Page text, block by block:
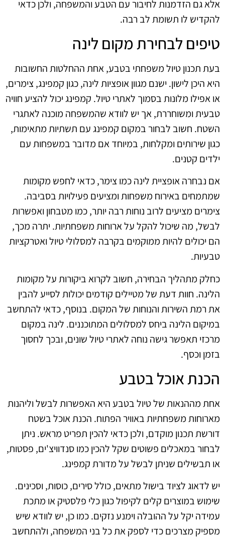
אלא גם הזדמנות לחיבור עם הטבע והמשפחה, ולכן כדאי
להקדיש לו תשומת לב רבה.
טיפים לבחירת מקום לינה
בעת תכנון טיול משפחתי בטבע, אחת ההחלטות החשובות
היא היכן לישון. ישנם מגוון אופציות לינה, כגון קמפינג, צימרים,
או אפילו מלונות בסמוך לאתרי טיול. קמפינג יכול להציע חוויה
טבעית ומשוחררת, אך יש לוודא שהמשפחה מוכנה לאתגרי
השטח. חשוב לבחור במקום קמפינג עם תשתיות מתאימות,
כגון שירותים ומקלחות, במיוחד אם מדובר במשפחות עם
ילדים קטנים.
אם נבחרה אופציית לינה כמו צימר, כדאי לחפש מקומות
שמתמחים באירוח משפחות ומציעים פעילויות בסביבה.
צימרים מציעים לרוב נוחות רבה יותר, כמו מטבחון ואפשרות
לבשל, מה שיכול להקל על ארוחות משפחתיות. יתרה מכך,
הם יכולים להיות ממוקמים בקרבה למסלולי טיול ואטרקציות
טבעיות.
כחלק מתהליך הבחירה, חשוב לקרוא ביקורות על מקומות
הלינה. חוות דעת של מטיילים קודמים יכולות לסייע להבין
את רמת השירות והנוחות של המקום. בנוסף, כדאי להתחשב
במיקום הלינה ביחס למסלולים המתוכננים. לינה במקום
מרכזי תאפשר גישה נוחה לאתרי טיול שונים, ובכך לחסוך
בזמן וכסף.
הכנת אוכל בטבע
אחת מההנאות של טיול בטבע היא האפשרות לבשל וליהנות
מארוחות משפחתיות באוויר הפתוח. הכנת אוכל בשטח
דורשת תכנון מוקדם, ולכן כדאי להכין תפריט מראש. ניתן
לבחור במאכלים פשוטים שקל להכין כמו סנדוויצ'ים, פסטות,
או תבשילים שניתן לבשל על מדורת קמפינג.
יש לדאוג לציוד בישול מתאים, כולל סירים, כוסות, וסכינים.
שימוש במוצרים קלים לקיפול כגון כלי פלסטיק או מתכת
עמידה יקל על ההובלה וימנע נזקים. כמו כן, יש לוודא שיש
מספיק מצרכים כדי לספק את כל בני המשפחה, ולהתחשב